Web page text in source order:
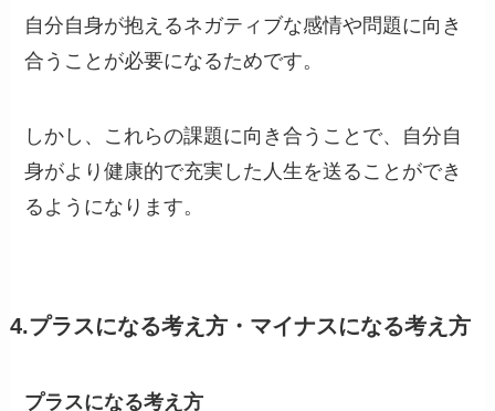
自分自身が抱えるネガティブな感情や問題に向き
合うことが必要になるためです。
しかし、これらの課題に向き合うことで、自分自
身がより健康的で充実した人生を送ることができ
るようになります。
4.プラスになる考え方・マイナスになる考え方
プラスになる考え方